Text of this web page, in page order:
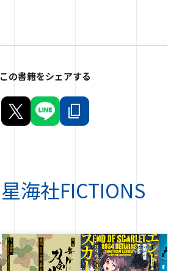
この書籍をシェアする
星海社FICTIONS